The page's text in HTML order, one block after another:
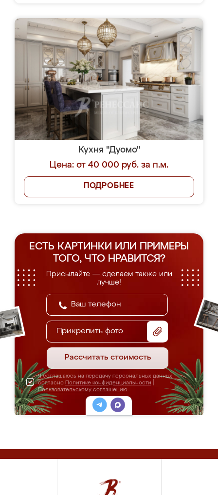
Кухня "Дуомо"
Цена: от 40 000 руб. за п.м.
ПОДРОБНЕЕ
ЕСТЬ КАРТИНКИ ИЛИ ПРИМЕРЫ
ТОГО, ЧТО НРАВИТСЯ?
Присылайте — сделаем также или
лучше!
Прикрепить фото
Рассчитать стоимость
Я соглашаюсь на передачу персональных данных
согласно Политике конфиденциальности
Пользовательскому соглашению